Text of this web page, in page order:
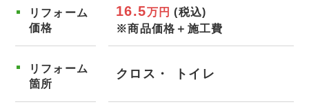
リフォーム
価格
16.5万円 (税込)
※商品価格＋施工費
リフォーム
箇所
クロス トイレ